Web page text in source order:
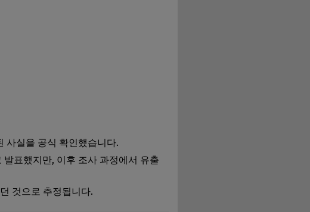
사실을 공식 확인했습니다.
발표했지만, 이후 조사 과정에서 유출
것으로 추정됩니다.